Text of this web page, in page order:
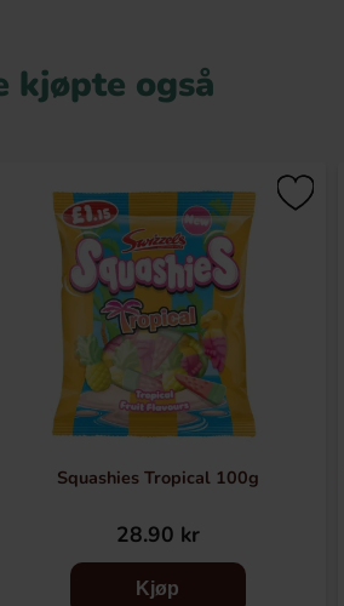
kjøpte også
Squashies Tropical 100g
28.90 kr
Kjøp